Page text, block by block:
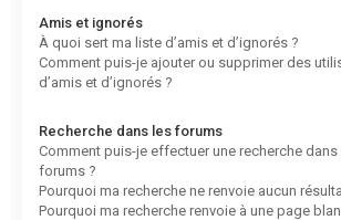
Amis et ignorés
À quoi sert ma liste d’amis et d’ignorés ?
Comment puis-je ajouter ou supprimer des
d’amis et d’ignorés ?
Recherche dans les forums
Comment puis-je effectuer une recherche
forums ?
Pourquoi ma recherche ne renvoie aucun
Pourquoi ma recherche renvoie à une page